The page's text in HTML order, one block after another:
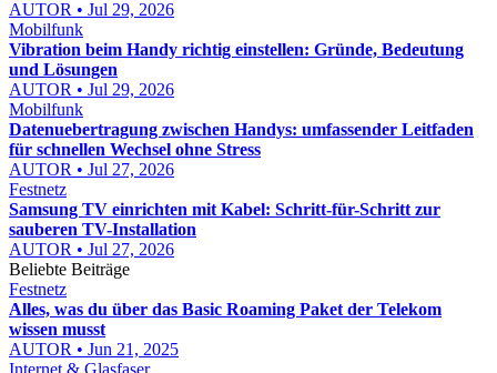
AUTOR • Jul 29, 2026
Mobilfunk
Vibration beim Handy richtig einstellen: Gründe, Bedeutung
und Lösungen
AUTOR • Jul 29, 2026
Mobilfunk
Datenuebertragung zwischen Handys: umfassender Leitfaden
für schnellen Wechsel ohne Stress
AUTOR • Jul 27, 2026
Festnetz
Samsung TV einrichten mit Kabel: Schritt-für-Schritt zur
sauberen TV-Installation
AUTOR • Jul 27, 2026
Beliebte Beiträge
Festnetz
Alles, was du über das Basic Roaming Paket der Telekom
wissen musst
AUTOR • Jun 21, 2025
Internet & Glasfaser